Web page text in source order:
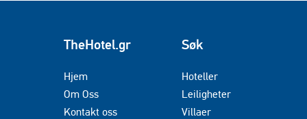
TheHotel.gr
Hjem
Om Oss
Kontakt oss
Søk
Hoteller
Leiligheter
Villaer